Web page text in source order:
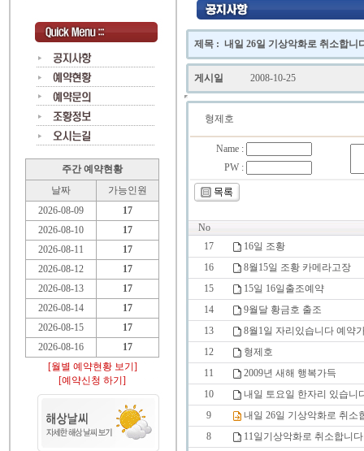
주간 예약현황
날짜
가능인원
2026-08-09
17
2026-08-10
17
2026-08-11
17
2026-08-12
17
2026-08-13
17
2026-08-14
17
2026-08-15
17
2026-08-16
17
[월별 예약현황 보기]
[예약신청 하기]
제목 : 내일 26일 기상악화로 취소합니
게시일 2008-10-25
형제호
Name :
PW :
No
17
16일 조황
16
8월15일 조황 카메라고장
15
15일 16일출조예약
14
9월달 황금호 출조
13
8월1일 자리있습니다 예약
12
형제호
11
2009년 새해 행복가득
10
내일 토요일 한자리 있습니
9
내일 26일 기상악화로 취소
8
11일기상악화로 취소합니다